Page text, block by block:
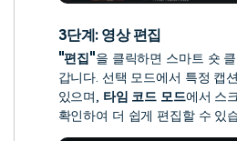
3단계: 영상 편집
"편집"을 클릭하면 스마트 숏
갑니다. 선택 모드에서 특정 캡
있으며, 타임 코드 모드에서 스
확인하여 더 쉽게 편집할 수 있